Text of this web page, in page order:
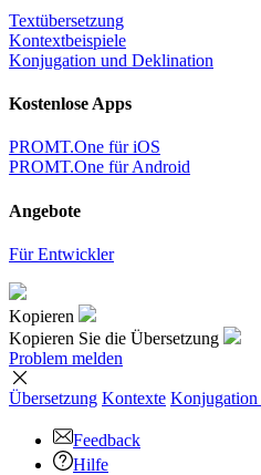
Textübersetzung
Kontextbeispiele
Konjugation und Deklination
Kostenlose Apps
PROMT.One für iOS
PROMT.One für Android
Angebote
Für Entwickler
Kopieren
Kopieren Sie die Übersetzung
Problem melden
Übersetzung Kontexte Konjugation
Feedback
Hilfe